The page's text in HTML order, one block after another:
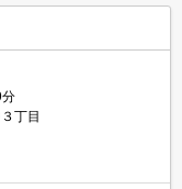
丁目